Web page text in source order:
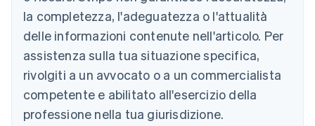
la completezza, l'adeguatezza o l'attualità
delle informazioni contenute nell'articolo. Per
assistenza sulla tua situazione specifica,
rivolgiti a un avvocato o a un commercialista
competente e abilitato all'esercizio della
professione nella tua giurisdizione.
Brasile
PortuguêsEnglish
Bulgaria
English
Canada
EnglishFrançais
Cina continentale
简体中文English